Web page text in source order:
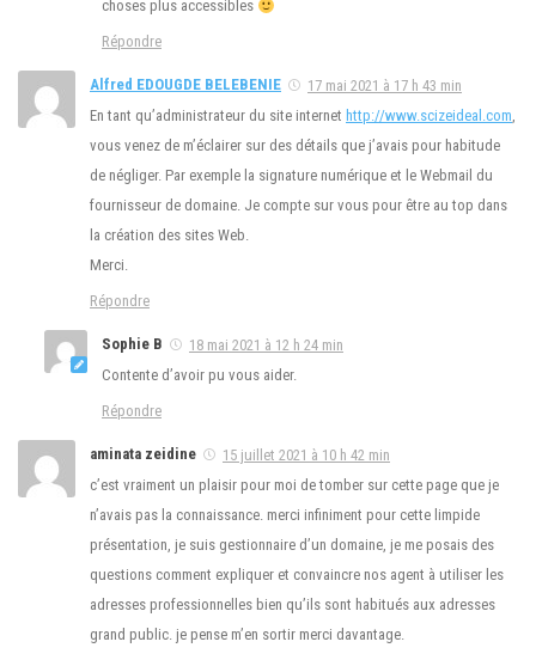
choses plus accessibles
Répondre
Alfred EDOUGDE BELEBENIE
17 mai 2021 à 17 h 43 min
En tant qu’administrateur du site internet http://www.scizeideal.com,
vous venez de m’éclairer sur des détails que j’avais pour habitude
de négliger. Par exemple la signature numérique et le Webmail du
fournisseur de domaine. Je compte sur vous pour être au top dans
la création des sites Web.
Merci.
Répondre
Sophie B
18 mai 2021 à 12 h 24 min
Contente d’avoir pu vous aider.
Répondre
aminata zeidine
15 juillet 2021 à 10 h 42 min
c’est vraiment un plaisir pour moi de tomber sur cette page que je
n’avais pas la connaissance. merci infiniment pour cette limpide
présentation, je suis gestionnaire d’un domaine, je me posais des
questions comment expliquer et convaincre nos agent à utiliser les
adresses professionnelles bien qu’ils sont habitués aux adresses
grand public. je pense m’en sortir merci davantage.